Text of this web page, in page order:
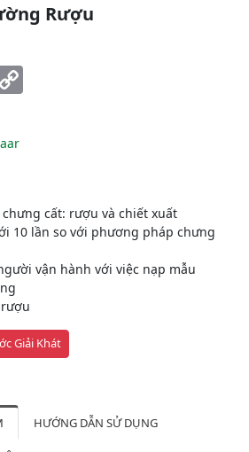
Rượu
cất: rượu và chiết xuất
10 lần so với phương pháp chưng
vận hành với việc nạp mẫu
Giải Khát
HƯỚNG DẪN SỬ DỤNG